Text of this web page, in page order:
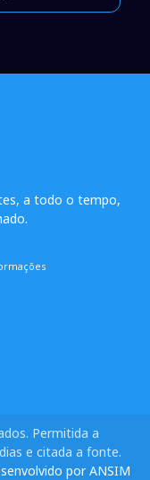
a todo o tempo,
Permitida a
e citada a fonte.
por ANSIM